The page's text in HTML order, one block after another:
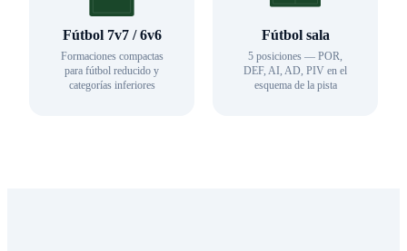
Fútbol 7v7 / 6v6
Formaciones compactas
para fútbol reducido y
categorías inferiores
Fútbol sala
5 posiciones — POR,
DEF, AI, AD, PIV en el
esquema de la pista